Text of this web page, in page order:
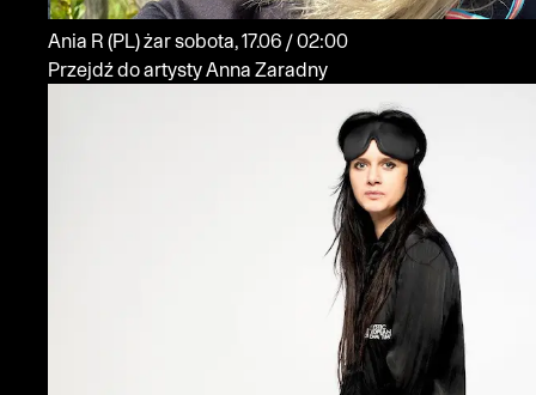
Ania R (PL)żar
sobota, 17.06 / 02:00
Przejdź do artysty Anna Zaradny